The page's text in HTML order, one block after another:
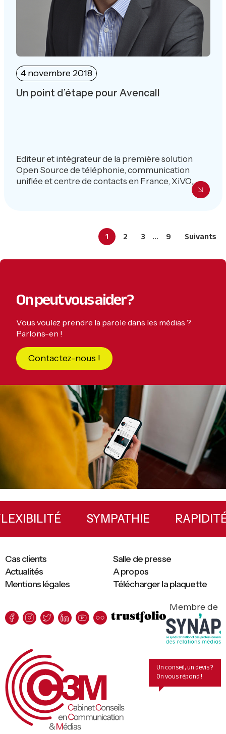
4 novembre 2018
Un point d’étape pour Avencall
Editeur et intégrateur de la première solution
Open Source de téléphonie, communication
unifiée et centre de contacts en France, XiVO,...
Page
1 Page
2 Page
3 Interim
omitted
… Page
9 Suivants
On peut vous aider ?
Vous voulez prendre la parole dans les médias ?
Parlons-en !
Contactez-nous !
Primary
Sidebar
FLEXIBILITÉ SYMPATHIE
Mentions légales Télécharger la plaquette
Cas clients
Salle de presse
Actualités
A propos
Membre de
Un conseil, un devis ?
On vous répond !